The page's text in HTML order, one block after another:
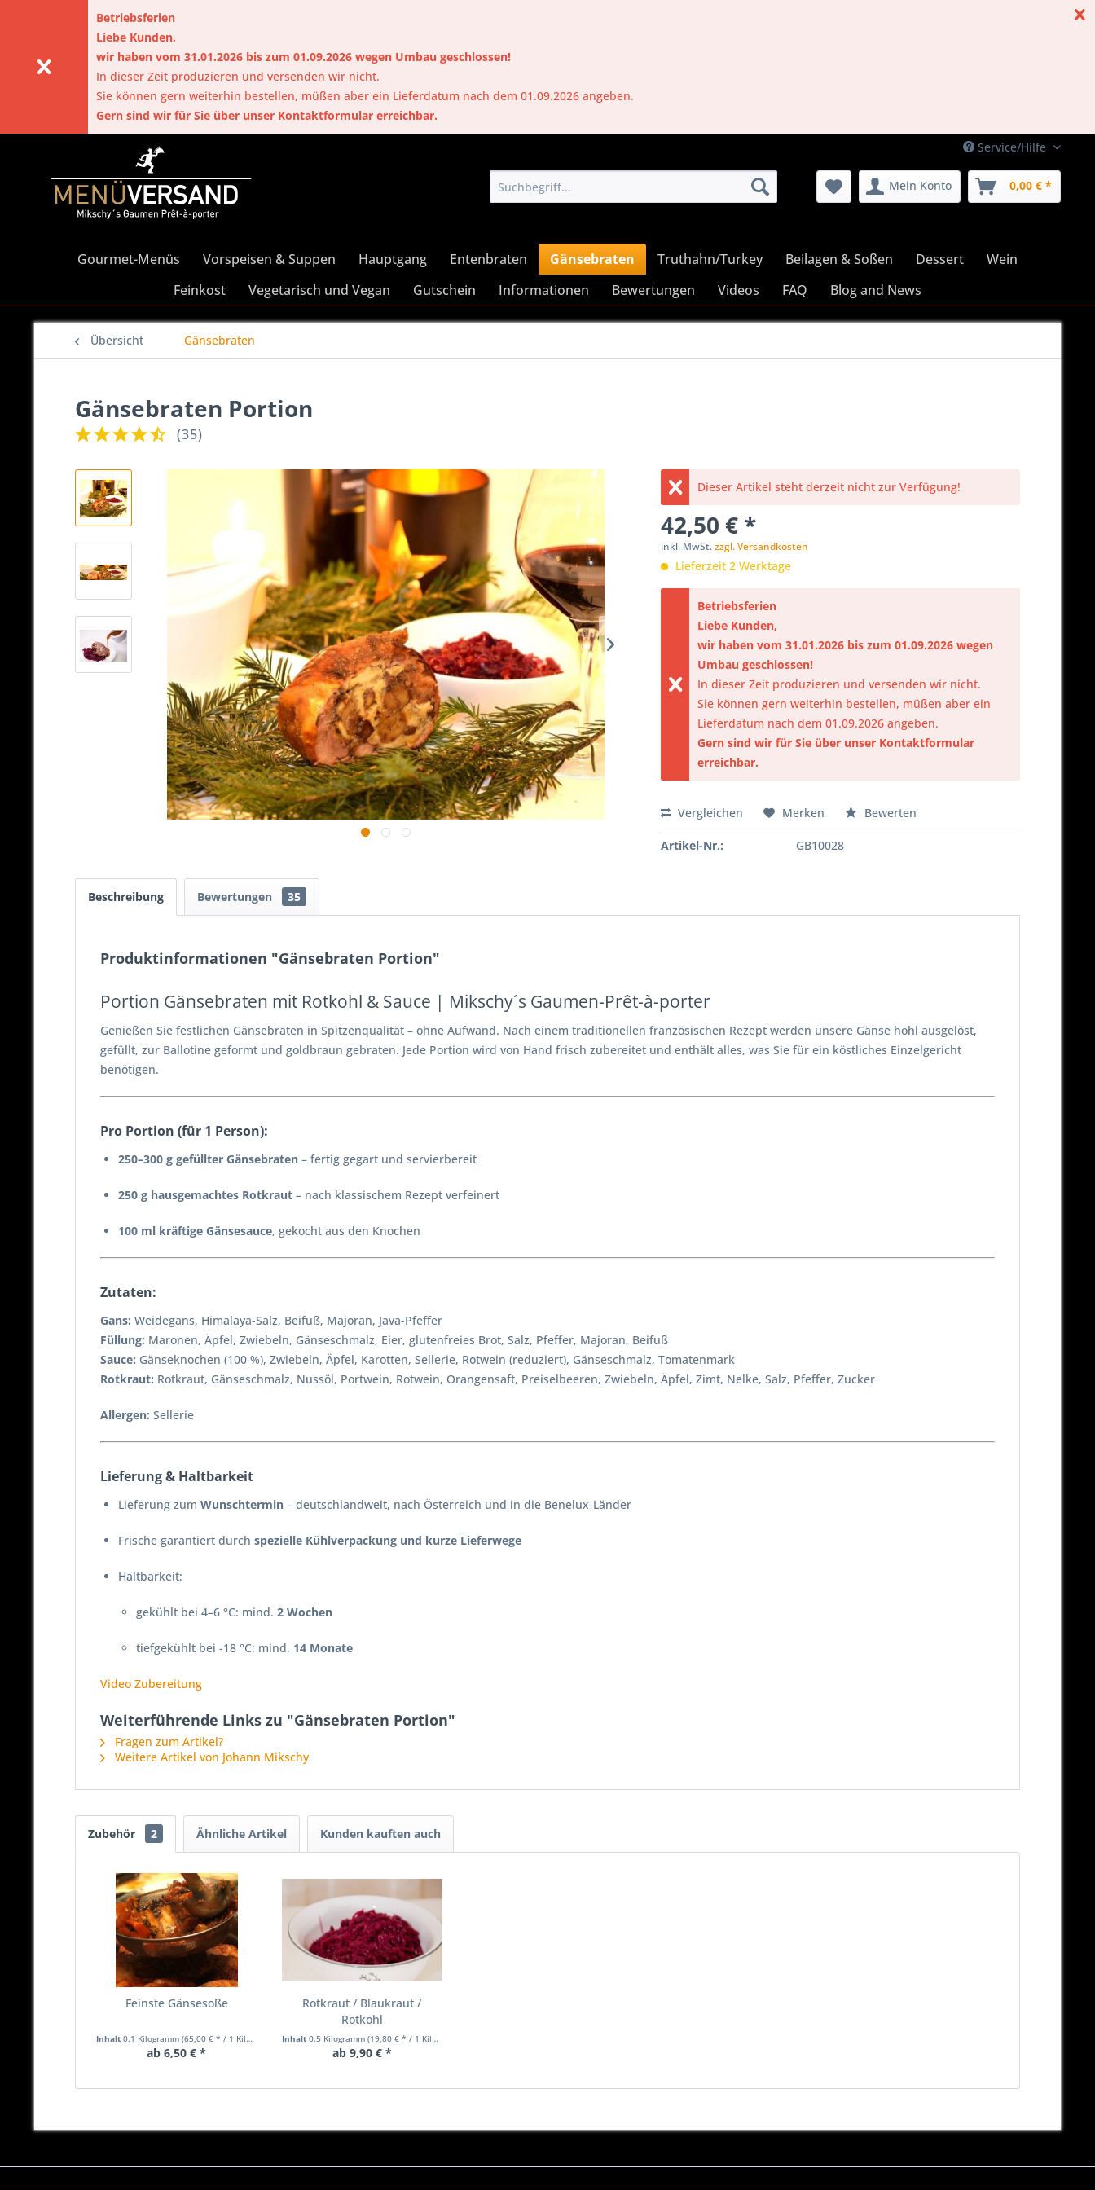
Betriebsferien
Liebe Kunden,
wir haben vom 31.01.2026 bis zum 01.09.2026 wegen Umbau geschlossen!
In dieser Zeit produzieren und versenden wir nicht.
Sie können gern weiterhin bestellen, müßen aber ein Lieferdatum nach dem 01.09.2026 angeben.
Gern sind wir für Sie über unser Kontaktformular erreichbar.
Service/Hilfe
Mein Konto 0,00 € *
Gourmet-Menüs Vorspeisen & Suppen Hauptgang Entenbraten Gänsebraten Truthahn/Turkey Beilagen & Soßen Dessert
Wein
Feinkost
Vegetarisch und Vegan Gutschein Informationen Bewertungen Videos FAQ Blog and News
Übersicht Gänsebraten
Gänsebraten Portion
(35)
Dieser Artikel steht derzeit nicht zur Verfügung!
42,50 € *
inkl. MwSt.zzgl. Versandkosten
Lieferzeit 2 Werktage
Betriebsferien
Liebe Kunden,
wir haben vom 31.01.2026 bis zum 01.09.2026 wegen
Umbau geschlossen!
In dieser Zeit produzieren und versenden wir nicht.
Sie können gern weiterhin bestellen, müßen aber ein
Lieferdatum nach dem 01.09.2026 angeben.
Gern sind wir für Sie über unser Kontaktformular
erreichbar.
Vergleichen Merken Bewerten
Artikel-Nr.: GB10028
Beschreibung Bewertungen 35
Produktinformationen "Gänsebraten Portion"
Portion Gänsebraten mit Rotkohl & Sauce | Mikschy´s Gaumen-Prêt-à-porter
Genießen Sie festlichen Gänsebraten in Spitzenqualität – ohne Aufwand. Nach einem traditionellen französischen Rezept werden unsere Gänse hohl ausgelöst,
gefüllt, zur Ballotine geformt und goldbraun gebraten. Jede Portion wird von Hand frisch zubereitet und enthält alles, was Sie für ein köstliches Einzelgericht
benötigen.
Pro Portion (für 1 Person):
250–300 g gefüllter Gänsebraten – fertig gegart und servierbereit
250 g hausgemachtes Rotkraut – nach klassischem Rezept verfeinert
100 ml kräftige Gänsesauce, gekocht aus den Knochen
Zutaten:
Gans: Weidegans, Himalaya-Salz, Beifuß, Majoran, Java-Pfeffer
Füllung: Maronen, Äpfel, Zwiebeln, Gänseschmalz, Eier, glutenfreies Brot, Salz, Pfeffer, Majoran, Beifuß
Sauce: Gänseknochen (100 %), Zwiebeln, Äpfel, Karotten, Sellerie, Rotwein (reduziert), Gänseschmalz, Tomatenmark
Rotkraut: Rotkraut, Gänseschmalz, Nussöl, Portwein, Rotwein, Orangensaft, Preiselbeeren, Zwiebeln, Äpfel, Zimt, Nelke, Salz, Pfeffer, Zucker
Allergen: Sellerie
Lieferung & Haltbarkeit
Lieferung zum Wunschtermin – deutschlandweit, nach Österreich und in die Benelux-Länder
Frische garantiert durch spezielle Kühlverpackung und kurze Lieferwege
Haltbarkeit:
gekühlt bei 4–6 °C: mind. 2 Wochen
tiefgekühlt bei -18 °C: mind. 14 Monate
Video Zubereitung
Weiterführende Links zu "Gänsebraten Portion"
Fragen zum Artikel?
Weitere Artikel von Johann Mikschy
Zubehör 2 Ähnliche Artikel Kunden kauften auch
Feinste Gänsesoße
Inhalt 0.1 Kilogramm (65,00 € * / 1 Kilogramm)
ab 6,50 € *
Rotkraut / Blaukraut /
Rotkohl
Inhalt 0.5 Kilogramm (19,80 € * / 1 Kilogramm)
ab 9,90 € *